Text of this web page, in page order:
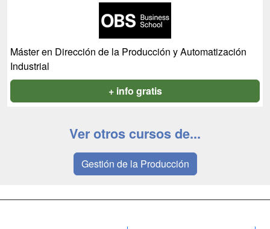
Máster en Dirección de la Producción y Automatización
Industrial
+ info gratis
Ver otros cursos de...
Gestión de la Producción